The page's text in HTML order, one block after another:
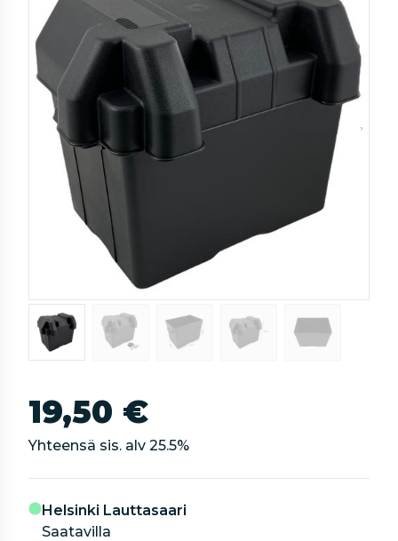
19,50 €
Yhteensä sis. alv 25.5%
Helsinki Lauttasaari
Saatavilla